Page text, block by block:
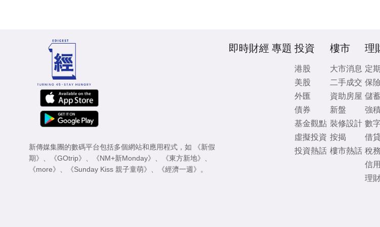
新傳媒集團的數碼平台包括多個網站和應用程式，如
《新假
期》
《GOtrip》 《NM+新Monday》 《東方新地》
《more》
《Sunday Kiss 親子童萌》 《經濟一週》 。
即時財經 專題 投資
港股
美股
外匯
債券
基金觀點
虛擬投資
投資熱話
樓市
大市消息
二手成交
資助房屋
新盤
裝修設計
按揭
樓市熱話
理
定
保險
儲
強
數
借
稅務
信
理